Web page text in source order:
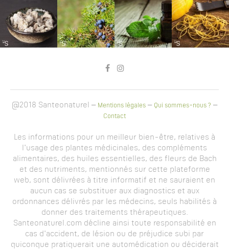
@2018 Santeonaturel – Mentions légales – Qui sommes-nous ? –
Contact
Les informations pour un meilleur bien-être, relatives à
l'usage des plantes médicinales, des compléments
alimentaires, des huiles essentielles, des fleurs de Bach
et des nutriments, mentionnés sur cette plateforme
web, sont délivrées à titre informatif et ne sauraient en
aucun cas se substituer aux diagnostics et aux
ordonnances délivrés par les médecins, seuls habilités à
donner des traitements thérapeutiques.
Santeonaturel.com décline ainsi toute responsabilité en
cas d'accident, de lésion ou de préjudice subi par
quiconque pratiquerait une automédication ou déciderait